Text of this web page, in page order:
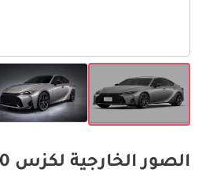
الصور الخارجية لكزس IS 350